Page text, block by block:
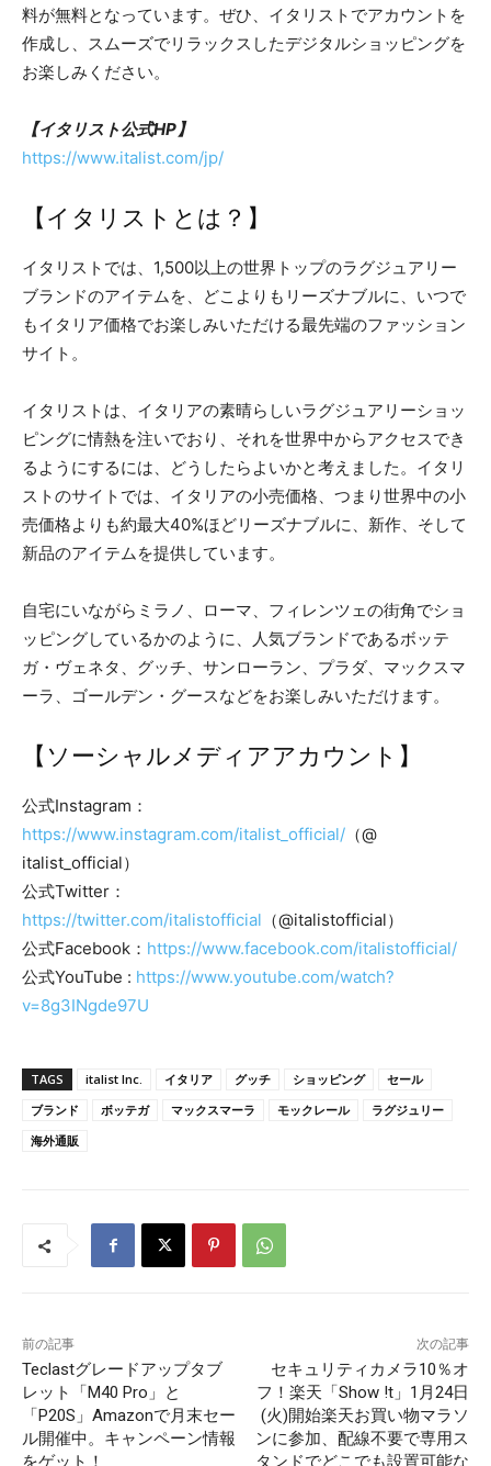
料が無料となっています。ぜひ、イタリストでアカウントを
作成し、スムーズでリラックスしたデジタルショッピングを
お楽しみください。
【イタリスト公式HP】
https://www.italist.com/jp/
【イタリストとは？】
イタリストでは、1,500以上の世界トップのラグジュアリー
ブランドのアイテムを、どこよりもリーズナブルに、いつで
もイタリア価格でお楽しみいただける最先端のファッション
サイト。
イタリストは、イタリアの素晴らしいラグジュアリーショッ
ピングに情熱を注いでおり、それを世界中からアクセスでき
るようにするには、どうしたらよいかと考えました。イタリ
ストのサイトでは、イタリアの小売価格、つまり世界中の小
売価格よりも約最大40%ほどリーズナブルに、新作、そして
新品のアイテムを提供しています。
自宅にいながらミラノ、ローマ、フィレンツェの街角でショ
ッピングしているかのように、人気ブランドであるボッテ
ガ・ヴェネタ、グッチ、サンローラン、プラダ、マックスマ
ーラ、ゴールデン・グースなどをお楽しみいただけます。
【ソーシャルメディアアカウント】
公式Instagram：
https://www.instagram.com/italist_official/ （@
italist_official）
公式Twitter：
https://twitter.com/italistofficial （@italistofficial）
公式Facebook： https://www.facebook.com/italistofficial/
公式YouTube : https://www.youtube.com/watch?
v=8g3INgde97U
TAGS italist Inc. イタリア グッチ ショッピング
セール
ブランド
ボッテガ マックスマーラ モックレール
ラグジュリー
海外通販
前の記事
Teclastグレードアップタブ
レット「M40 Pro」と
「P20S」Amazonで月末セー
ル開催中。キャンペーン情報
をゲット！
次の記事
セキュリティカメラ10％オ
フ！楽天「Show !t」1月24日
(火)開始楽天お買い物マラソ
ンに参加、配線不要で専用ス
タンドでどこでも設置可能な